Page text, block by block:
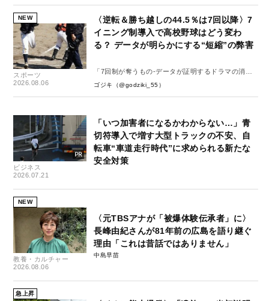
NEW
スポーツ
2026.08.06
〈逆転＆勝ち越しの44.5％は7回以降〉7
イニング制導入で高校野球はどう変わ
る？ データが明らかにする“短縮”の弊害
「7回制が奪うもの-データが証明するドラマの消
失-」
ゴジキ（@godziki_55）
ビジネス
2026.07.21
「いつ加害者になるかわからない…」青
切符導入で増す大型トラックの不安、自
転車“車道走行時代”に求められる新たな
安全対策
NEW
教養・カルチャー
2026.08.06
〈元TBSアナが「被爆体験伝承者」に〉
長峰由紀さんが81年前の広島を語り継ぐ
理由「これは昔話ではありません」
中島早苗
急上昇